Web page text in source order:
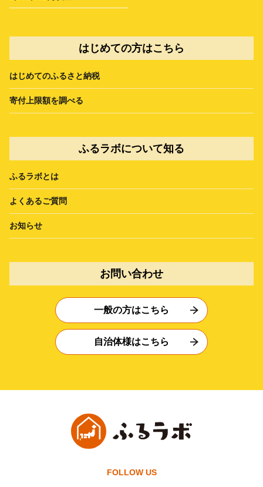
はじめての方はこちら
はじめてのふるさと納税
寄付上限額を調べる
ふるラボについて知る
ふるラボとは
よくあるご質問
お知らせ
お問い合わせ
一般の方はこちら
自治体様はこちら
FOLLOW US